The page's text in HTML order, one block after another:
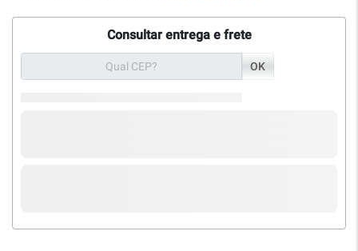
Consultar entrega e frete
OK